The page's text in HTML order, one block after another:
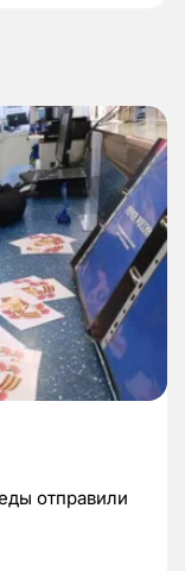
отправили